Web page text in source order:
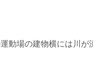
動場の建物横には川が